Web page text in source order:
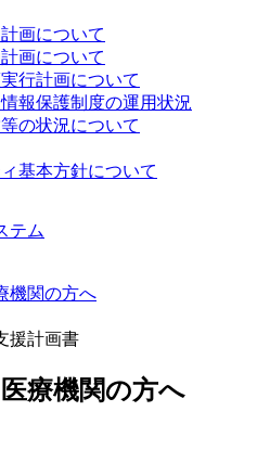
画について
画について
行計画について
報保護制度の運用状況
の状況について
基本方針について
テム
機関の方へ
援計画書
療機関の方へ